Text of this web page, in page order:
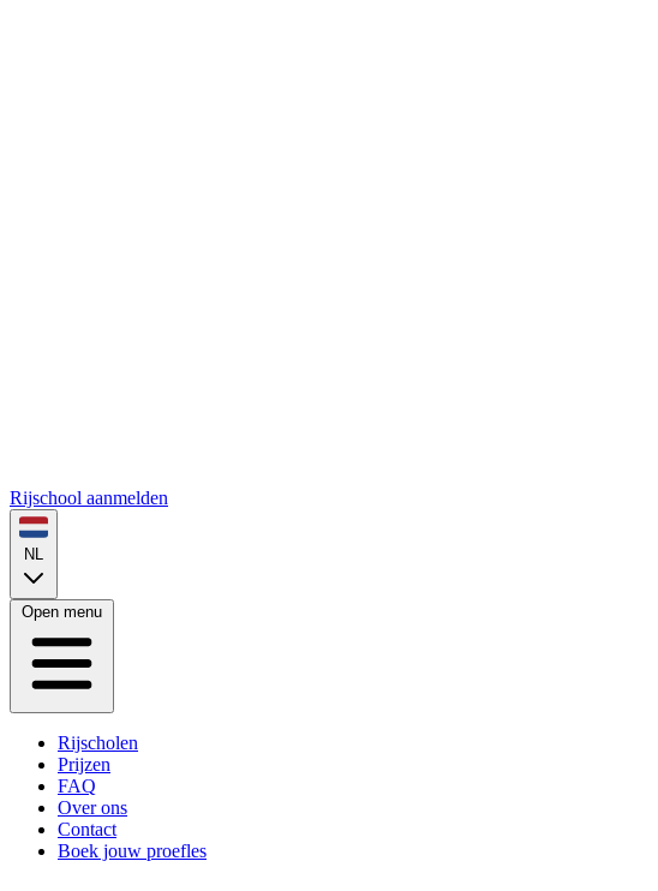
Rijschool aanmelden
NL
Open menu
Rijscholen
Prijzen
FAQ
Over ons
Contact
Boek jouw proefles